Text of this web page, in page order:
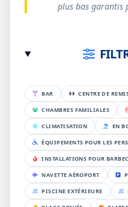
plus bas garantis
BAR CENTRE DE
CHAMBRES FAMILIALES
CLIMATISATION EN
ÉQUIPEMENTS POUR LES
INSTALLATIONS POUR
NAVETTE AÉROPORT
PISCINE EXTÉRIEURE